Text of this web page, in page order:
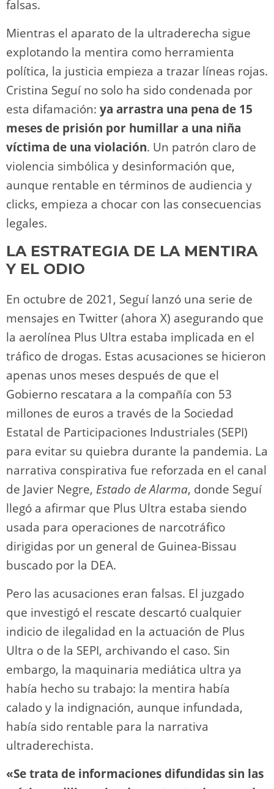
falsas.
Mientras el aparato de la ultraderecha sigue
explotando la mentira como herramienta
política, la justicia empieza a trazar líneas rojas.
Cristina Seguí no solo ha sido condenada por
esta difamación: ya arrastra una pena de 15
meses de prisión por humillar a una niña
víctima de una violación. Un patrón claro de
violencia simbólica y desinformación que,
aunque rentable en términos de audiencia y
clicks, empieza a chocar con las consecuencias
legales.
LA ESTRATEGIA DE LA MENTIRA
Y EL ODIO
En octubre de 2021, Seguí lanzó una serie de
mensajes en Twitter (ahora X) asegurando que
la aerolínea Plus Ultra estaba implicada en el
tráfico de drogas. Estas acusaciones se hicieron
apenas unos meses después de que el
Gobierno rescatara a la compañía con 53
millones de euros a través de la Sociedad
Estatal de Participaciones Industriales (SEPI)
para evitar su quiebra durante la pandemia. La
narrativa conspirativa fue reforzada en el canal
de Javier Negre, Estado de Alarma, donde Seguí
llegó a afirmar que Plus Ultra estaba siendo
usada para operaciones de narcotráfico
dirigidas por un general de Guinea-Bissau
buscado por la DEA.
Pero las acusaciones eran falsas. El juzgado
que investigó el rescate descartó cualquier
indicio de ilegalidad en la actuación de Plus
Ultra o de la SEPI, archivando el caso. Sin
embargo, la maquinaria mediática ultra ya
había hecho su trabajo: la mentira había
calado y la indignación, aunque infundada,
había sido rentable para la narrativa
ultraderechista.
«Se trata de informaciones difundidas sin las